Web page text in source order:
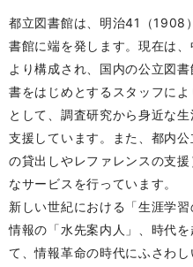
都立図書館は、明治41（1908
書館に端を発します。現在は
より構成され、国内の公立図
書をはじめとするスタッフに
として、調査研究から身近な
支援しています。また、都内
の貸出しやレファレンスの支
なサービスを行っています。
新しい世紀における「生涯学
情報の「水先案内人」、時代
て、情報革命の時代にふさわ